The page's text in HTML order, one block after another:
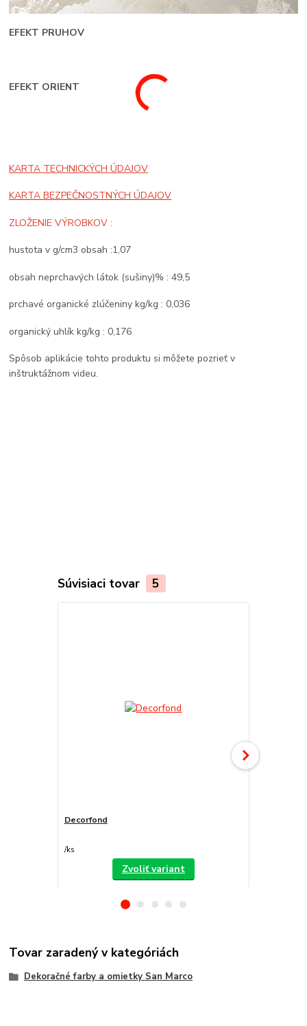
EFEKT PRUHOV
EFEKT ORIENT
KARTA TECHNICKÝCH ÚDAJOV
KARTA BEZPEČNOSTNÝCH ÚDAJOV
ZLOŽENIE VÝROBKOV :
hustota v g/cm3 obsah :1,07
obsah neprchavých látok (sušiny)% : 49,5
prchavé organické zlúčeniny kg/kg : 0,036
organický uhlík kg/kg : 0,176
Spôsob aplikácie tohto produktu si môžete pozrieť v
inštruktážnom videu.
Súvisiaci tovar 5
Decorfond
/ks
Zvoliť variant
Tovar zaradený v kategóriách
Dekoračné farby a omietky San Marco